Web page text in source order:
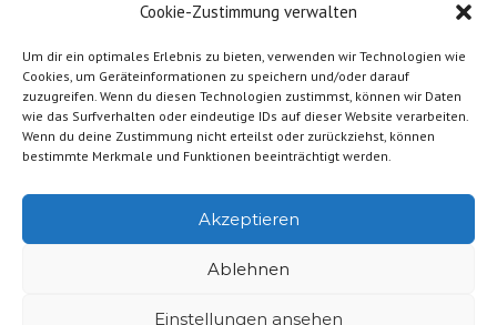
Cookie-Zustimmung verwalten
Um dir ein optimales Erlebnis zu bieten, verwenden wir Technologien wie
Cookies, um Geräteinformationen zu speichern und/oder darauf
zuzugreifen. Wenn du diesen Technologien zustimmst, können wir Daten
wie das Surfverhalten oder eindeutige IDs auf dieser Website verarbeiten.
Wenn du deine Zustimmung nicht erteilst oder zurückziehst, können
bestimmte Merkmale und Funktionen beeinträchtigt werden.
Akzeptieren
Ablehnen
Einstellungen ansehen
Allgemeine-Nutzungsbedingungen